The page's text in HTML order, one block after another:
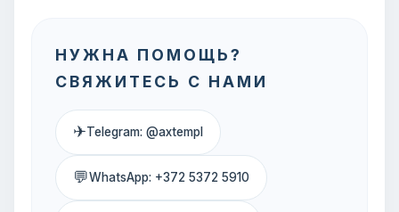
НУЖНА ПОМОЩЬ?
СВЯЖИТЕСЬ С НАМИ
✈Telegram: @axtempl
💬WhatsApp: +372 5372 5910